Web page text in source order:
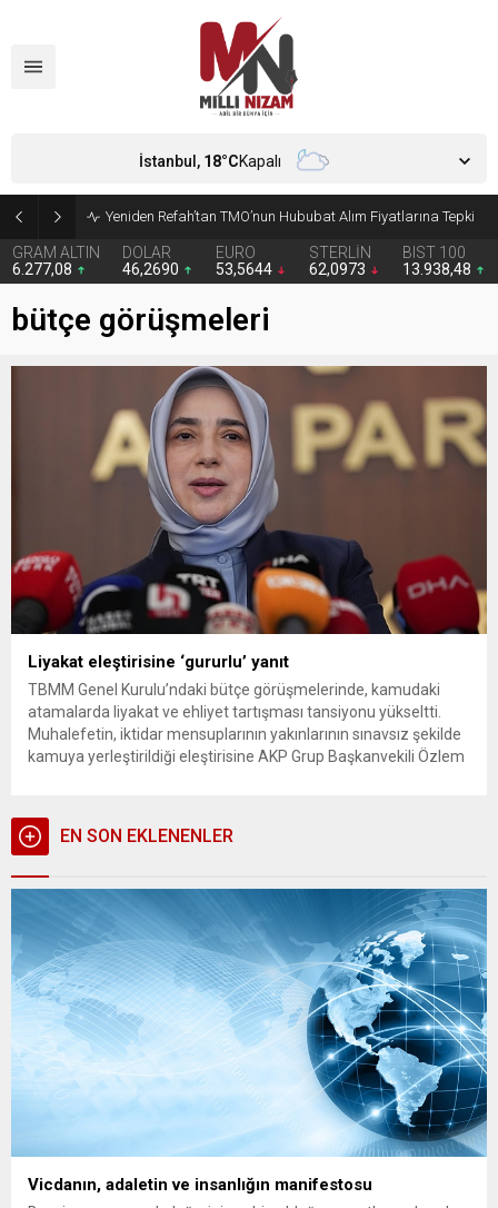
CHP’de Günaydın ve Başarır’ın grup başkanvekilliği düştü
GRAM ALTIN
6.277,08
DOLAR
46,2690
EURO
53,5644
STERLİN
62,0973
BIST 100
13.938,48
İstanbul, 18°CKapalı
bütçe görüşmeleri
Liyakat eleştirisine ‘gururlu’ yanıt
TBMM Genel Kurulu’ndaki bütçe görüşmelerinde, kamudaki
atamalarda liyakat ve ehliyet tartışması tansiyonu yükseltti.
Muhalefetin, iktidar mensuplarının yakınlarının sınavsız şekilde
kamuya yerleştirildiği eleştirisine AKP Grup Başkanvekili Özlem
eden bütçe görüşmeleri, iktidar ve muhalefet arasında “torpil”
ve “kadrolaşma”...
EN SON EKLENENLER
Vicdanın, adaletin ve insanlığın manifestosu